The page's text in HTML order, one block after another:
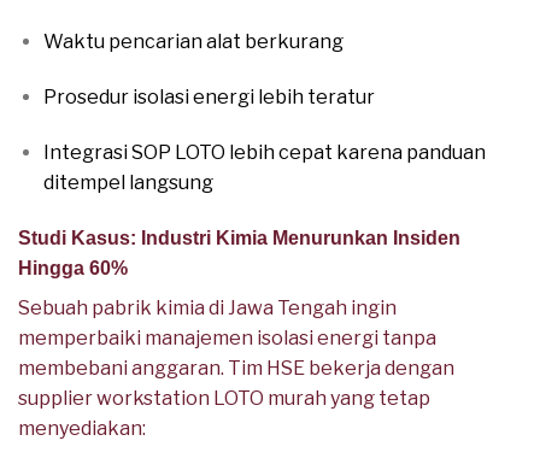
Waktu pencarian alat berkurang
Prosedur isolasi energi lebih teratur
Integrasi SOP LOTO lebih cepat karena panduan
ditempel langsung
Studi Kasus: Industri Kimia Menurunkan Insiden
Hingga 60%
Sebuah pabrik kimia di Jawa Tengah ingin
memperbaiki manajemen isolasi energi tanpa
membebani anggaran. Tim HSE bekerja dengan
supplier workstation LOTO murah yang tetap
menyediakan: